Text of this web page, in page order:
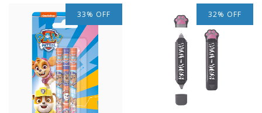
33% OFF 32% OFF